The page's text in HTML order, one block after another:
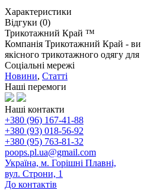
Характеристики
Відгуки (0)
Трикотажний Край ™
Компанія Трикотажний Край -
якісного трикотажного одягу
Соціальні мережі
Новини, Статті
Наші перемоги
Наші контакти
+380 (96) 167-41-88
+380 (93) 018-56-92
+380 (95) 763-81-32
poops.pl.ua@gmail.com
Україна, м. Горішні Плавні,
вул. Строни, 1
До контактів